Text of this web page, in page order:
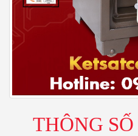
THÔNG